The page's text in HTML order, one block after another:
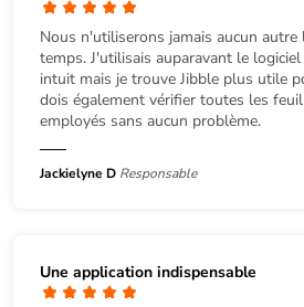
Nous n'utiliserons jamais aucun
temps. J'utilisais auparavant le
intuit mais je trouve Jibble plus utile
dois également vérifier toutes les
employés sans aucun problème.
Jackielyne D Responsable
Une application indispensable